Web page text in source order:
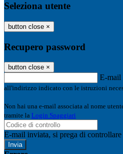
Seleziona utente
button close ×
Recupero password
button close ×
E-mail
all'indirizzo indicato con le istruzioni
Non hai una e-mail associata al nome
tramite la Login Spaggiari
E-mail inviata, si prega di